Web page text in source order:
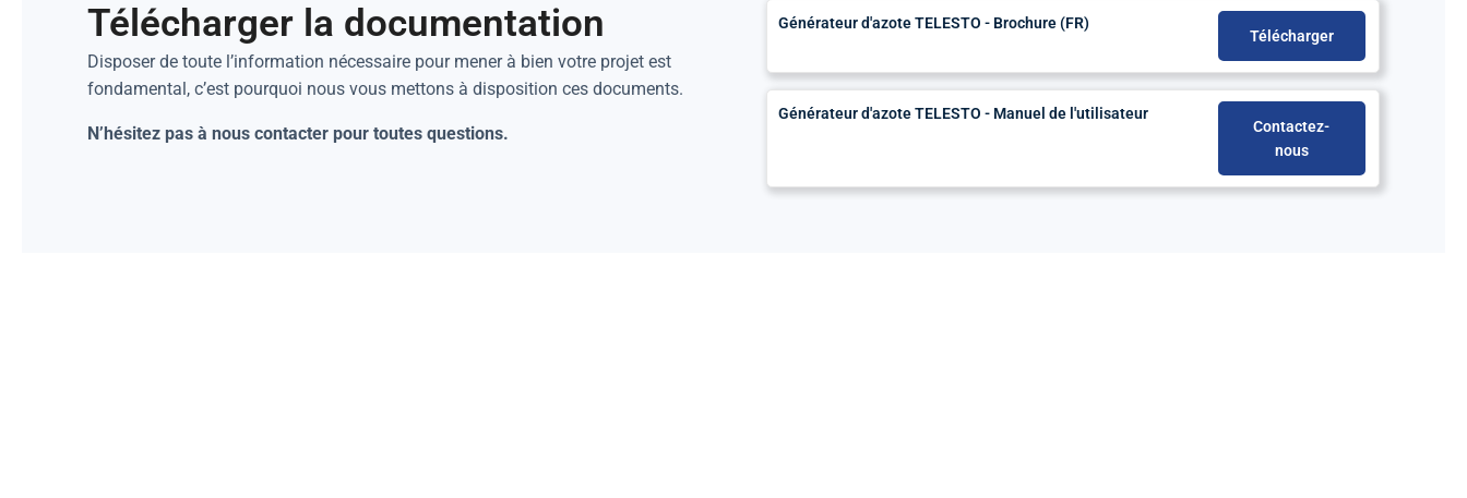
Télécharger la documentation
Disposer de toute l’information nécessaire pour mener à bien votre projet est
fondamental, c’est pourquoi nous vous mettons à disposition ces documents.
N’hésitez pas à nous contacter pour toutes questions.
Générateur d'azote TELESTO - Brochure (FR)
Télécharger
Générateur d'azote TELESTO - Manuel de l'utilisateur
Contactez-
nous